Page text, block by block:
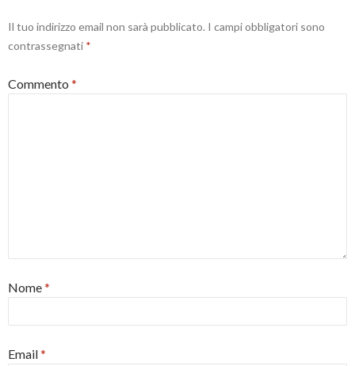
Il tuo indirizzo email non sarà pubblicato. I campi obbligatori sono
contrassegnati *
Commento *
Nome*
Email*